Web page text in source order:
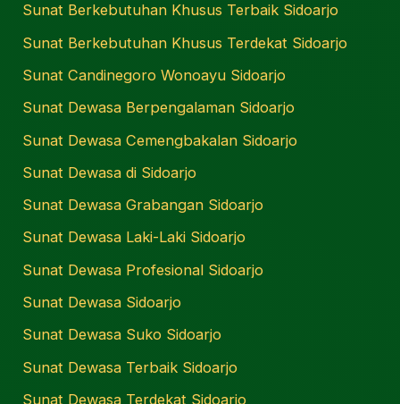
Sunat Berkebutuhan Khusus Terbaik Sidoarjo
Sunat Berkebutuhan Khusus Terdekat Sidoarjo
Sunat Candinegoro Wonoayu Sidoarjo
Sunat Dewasa Berpengalaman Sidoarjo
Sunat Dewasa Cemengbakalan Sidoarjo
Sunat Dewasa di Sidoarjo
Sunat Dewasa Grabangan Sidoarjo
Sunat Dewasa Laki-Laki Sidoarjo
Sunat Dewasa Profesional Sidoarjo
Sunat Dewasa Sidoarjo
Sunat Dewasa Suko Sidoarjo
Sunat Dewasa Terbaik Sidoarjo
Sunat Dewasa Terdekat Sidoarjo